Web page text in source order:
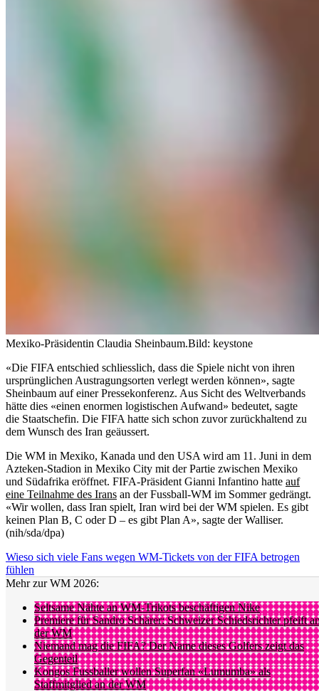
Mexiko-Präsidentin Claudia Sheinbaum.Bild: keystone
«Die FIFA entschied schliesslich, dass die Spiele nicht von ihren
ursprünglichen Austragungsorten verlegt werden können», sagte
Sheinbaum auf einer Pressekonferenz. Aus Sicht des Weltverbands
hätte dies «einen enormen logistischen Aufwand» bedeutet, sagte
die Staatschefin. Die FIFA hatte sich schon zuvor zurückhaltend zu
dem Wunsch des Iran geäussert.
Die WM in Mexiko, Kanada und den USA wird am 11. Juni in dem
Azteken-Stadion in Mexiko City mit der Partie zwischen Mexiko
und Südafrika eröffnet. FIFA-Präsident Gianni Infantino hatte auf
eine Teilnahme des Irans an der Fussball-WM im Sommer gedrängt.
«Wir wollen, dass Iran spielt, Iran wird bei der WM spielen. Es gibt
keinen Plan B, C oder D – es gibt Plan A», sagte der Walliser.
(nih/sda/dpa)
Wieso sich viele Fans wegen WM-Tickets von der FIFA betrogen
fühlen
Mehr zur WM 2026:
Seltsame Nähte an WM-Trikots beschäftigen Nike
Premiere für Sandro Schärer: Schweizer Schiedsrichter pfeift
der WM
Niemand mag die FIFA? Der Name dieses Golfers zeigt das
Gegenteil
Kongos Fussballer wollen Superfan «Lumumba» als
Staffmitglied an der WM